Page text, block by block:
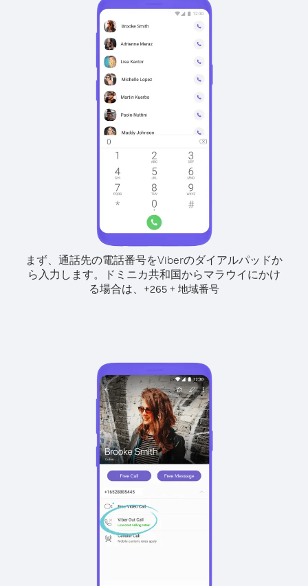
まず、通話先の電話番号をViberのダイアルパッドか
ら入力します。
ドミニカ共和国からマラウイにかけ
る場合は、 +265 + 地域番号